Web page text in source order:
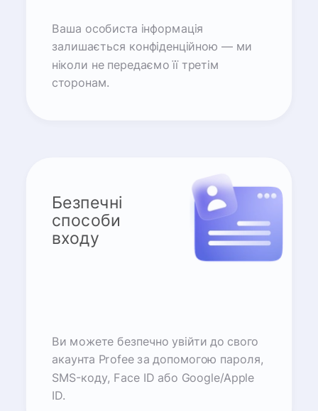
Ваша особиста інформація
залишається конфіденційною — ми
ніколи не передаємо її третім
сторонам.
Безпечні
способи
входу
Ви можете безпечно увійти до свого
акаунта Profee за допомогою пароля,
SMS-коду, Face ID або Google/Apple
ID.